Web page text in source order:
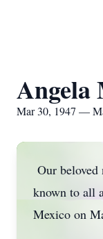
Angela
Mar 30, 1947 —
Our
known to all
Mexico on